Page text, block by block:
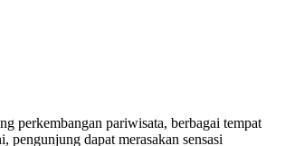
perkembangan pariwisata, berbagai tempat
dapat merasakan sensasi